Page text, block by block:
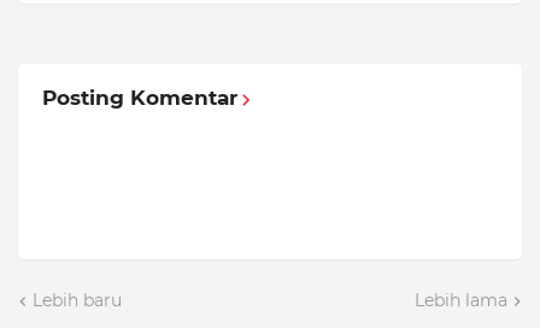
Posting Komentar
Lebih baru Lebih lama